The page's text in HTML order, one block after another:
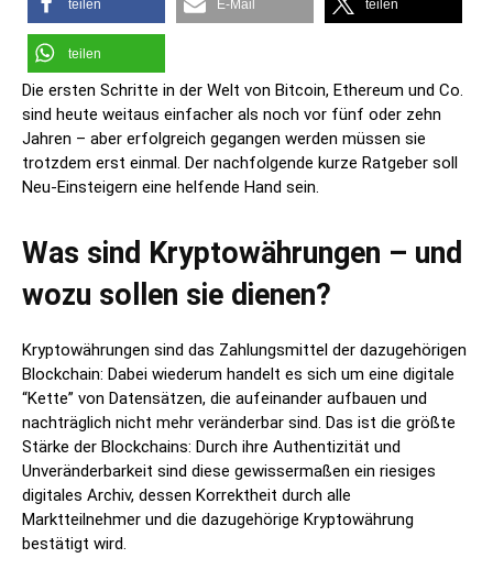
teilen E-Mail teilen
teilen
Die ersten Schritte in der Welt von Bitcoin, Ethereum und Co.
sind heute weitaus einfacher als noch vor fünf oder zehn
Jahren – aber erfolgreich gegangen werden müssen sie
trotzdem erst einmal. Der nachfolgende kurze Ratgeber soll
Neu-Einsteigern eine helfende Hand sein.
Was sind Kryptowährungen – und
wozu sollen sie dienen?
Kryptowährungen sind das Zahlungsmittel der dazugehörigen
Blockchain: Dabei wiederum handelt es sich um eine digitale
“Kette” von Datensätzen, die aufeinander aufbauen und
nachträglich nicht mehr veränderbar sind. Das ist die größte
Stärke der Blockchains: Durch ihre Authentizität und
Unveränderbarkeit sind diese gewissermaßen ein riesiges
digitales Archiv, dessen Korrektheit durch alle
Marktteilnehmer und die dazugehörige Kryptowährung
bestätigt wird.